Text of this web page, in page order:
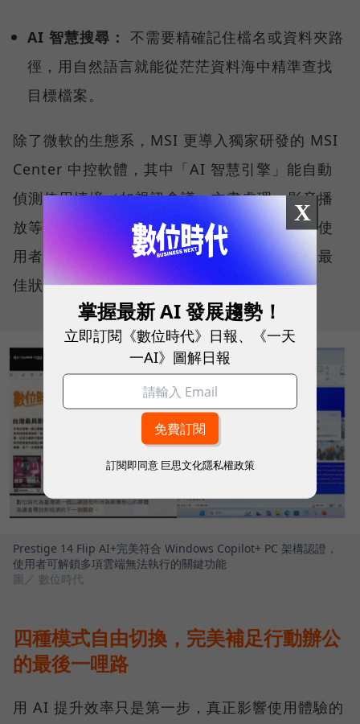
AI 智慧搜尋： 不需要精確記住檔名或資料夾路
徑，用自然語言就能從茫茫資料海中精準查找
目標檔案。
除了微軟的生態系，MSI 更導入獨家研發的 MSI
Center 中控軟體，其中「AI 智慧引擎」能自動
偵測使用情境（如視訊會議、文書處理、影音播
放等），主動調節各項硬體設定與效能表現，使
用者無需動手調整參數，系統便能持續維持在最
佳狀態。
Prestige 14 Flip AI+完美符合 Windows Copilot+ PC 架構認證，
使用者可解鎖多項雲端無法執行的關鍵功能
圖／ 數位時代
四種模式自由切換，完美補足行動辦公
的最後一哩路
用 AI 提升效率只是第一步，真正影響使用體驗的
X
掌握最新 AI 發展趨勢！
立即訂閱《數位時代》日報、《一天
一AI》圖解日報
訂閱即同意 巨思文化隱私權政策